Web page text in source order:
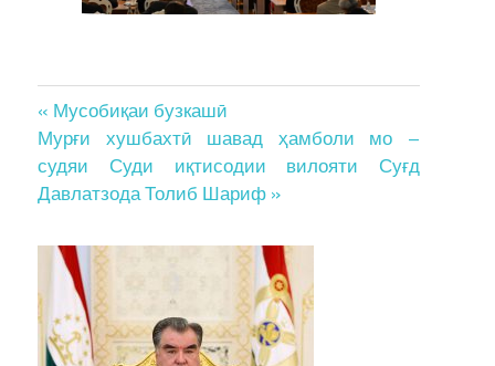
Post
navigation
« Мусобиқаи бузкашӣ
Мурғи хушбахтӣ шавад ҳамболи мо –
судяи Суди иқтисодии вилояти Суғд
Давлатзода Толиб Шариф »